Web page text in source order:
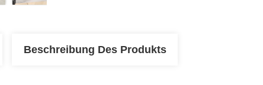
Beschreibung Des Produkts